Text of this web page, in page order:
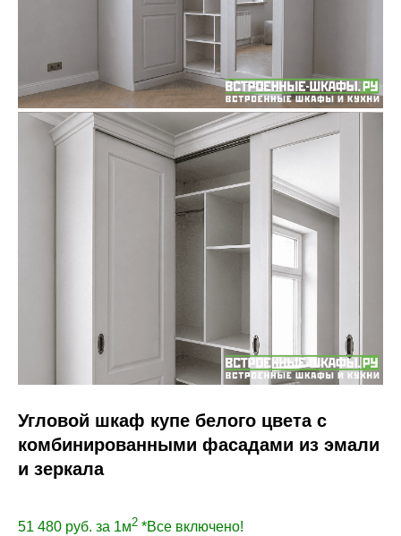
Угловой шкаф купе белого цвета с
комбинированными фасадами из эмали
и зеркала
51 480 руб. за 1м2 *Все включено!